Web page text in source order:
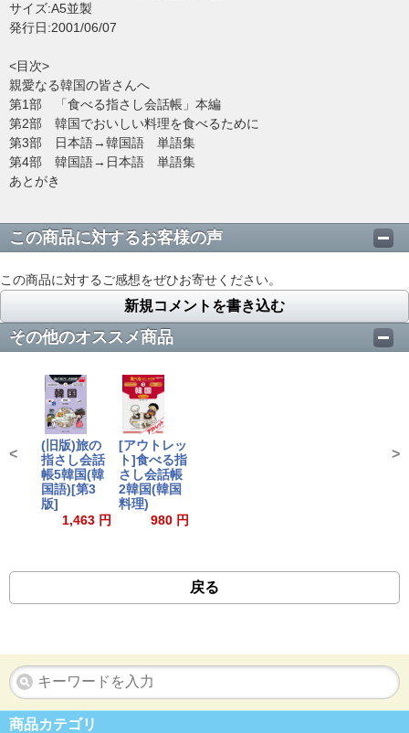
サイズ:A5並製
発行日:2001/06/07
<目次>
親愛なる韓国の皆さんへ
第1部 「食べる指さし会話帳」本編
第2部 韓国でおいしい料理を食べるために
第3部 日本語→韓国語 単語集
第4部 韓国語→日本語 単語集
あとがき
この商品に対するお客様の声
この商品に対するご感想をぜひお寄せください。
新規コメントを書き込む
その他のオススメ商品
(旧版)旅の
指さし会話
帳5韓国(韓
国語)[第3
版]
1,463 円
[アウトレッ
ト]食べる指
さし会話帳
2韓国(韓国
料理)
980 円
< >
戻る
商品カテゴリ